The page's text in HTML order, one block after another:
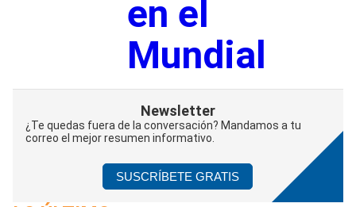
en el
Mundial
Newsletter
¿Te quedas fuera de la conversación? Mandamos a tu
correo el mejor resumen informativo.
SUSCRÍBETE GRATIS